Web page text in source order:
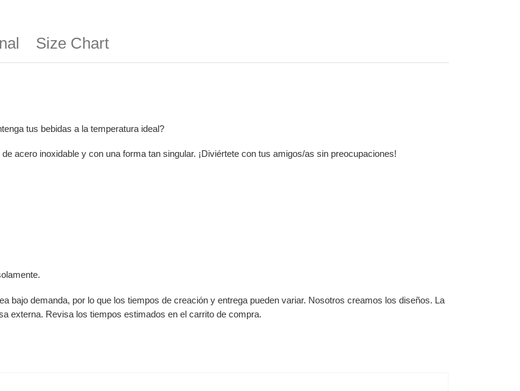
Size Chart
tus bebidas a la temperatura ideal?
acero inoxidable y con una forma tan singular. ¡Diviértete con tus amigos/as sin preocupaciones!
bajo demanda, por lo que los tiempos de creación y entrega pueden variar. Nosotros creamos los diseños. La
externa. Revisa los tiempos estimados en el carrito de compra.